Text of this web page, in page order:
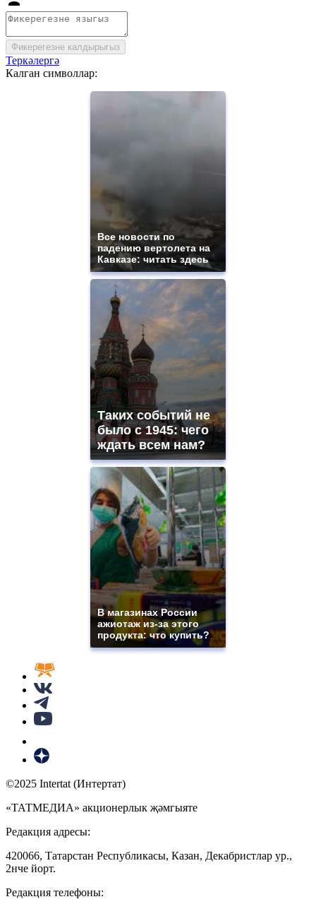
Фикерегезне калдырыгыз
Теркәлергә
Калган символлар:
Все новости по
падению вертолета на
Кавказе: читать здесь
Таких событий не
было с 1945: чего
ждать всем нам?
В магазинах России
ажиотаж из-за этого
продукта: что купить?
©2025 Intertat (Интертат)
«ТАТМЕДИА» акционерлык җәмгыяте
Редакция адресы:
420066, Татарстан Республикасы, Казан, Декабристлар ур.,
2нче йорт.
Редакция телефоны: